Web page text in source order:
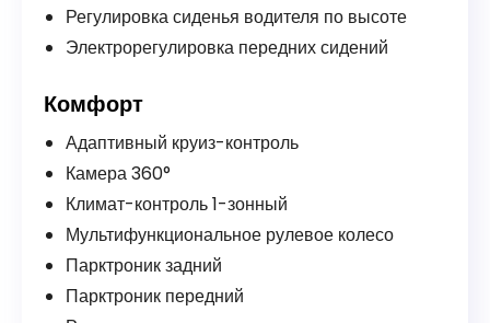
Регулировка сиденья водителя по высоте
Электрорегулировка передних сидений
Комфорт
Адаптивный круиз-контроль
Камера 360°
Климат-контроль 1-зонный
Мультифункциональное рулевое колесо
Парктроник задний
Парктроник передний